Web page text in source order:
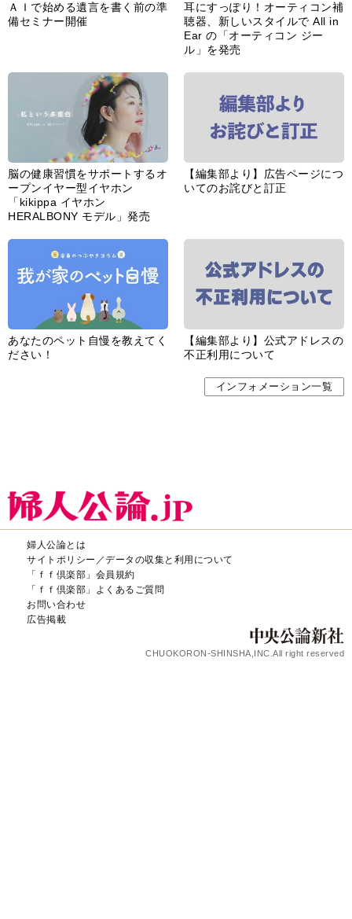
ＡＩで始める遺言を書く前の準
備セミナー開催
耳にすっぽり！オーティコン補
聴器、新しいスタイルで All in
Ear の「オーティコン ジー
ル」を発売
脳の健康習慣をサポートするオ
ープンイヤー型イヤホン
「kikippa イヤホン
HERALBONY モデル」発売
【編集部より】広告ページにつ
いてのお詫びと訂正
あなたのペット自慢を教えてく
ださい！
【編集部より】公式アドレスの
不正利用について
インフォメーション一覧
婦人公論とは
サイトポリシー／データの収集と利用について
「ｆｆ倶楽部」会員規約
「ｆｆ倶楽部」よくあるご質問
お問い合わせ
広告掲載
CHUOKORON-SHINSHA,INC.All right reserved